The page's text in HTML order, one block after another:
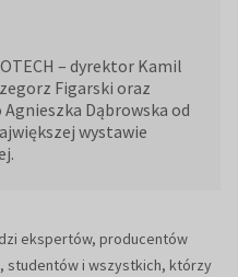
– dyrektor Kamil
Figarski oraz
Dąbrowska od
wystawie
ekspertów, producentów
studentów i wszystkich, którzy